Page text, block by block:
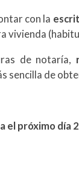
con la
vivienda
de notaría,
sencilla de
el próximo día